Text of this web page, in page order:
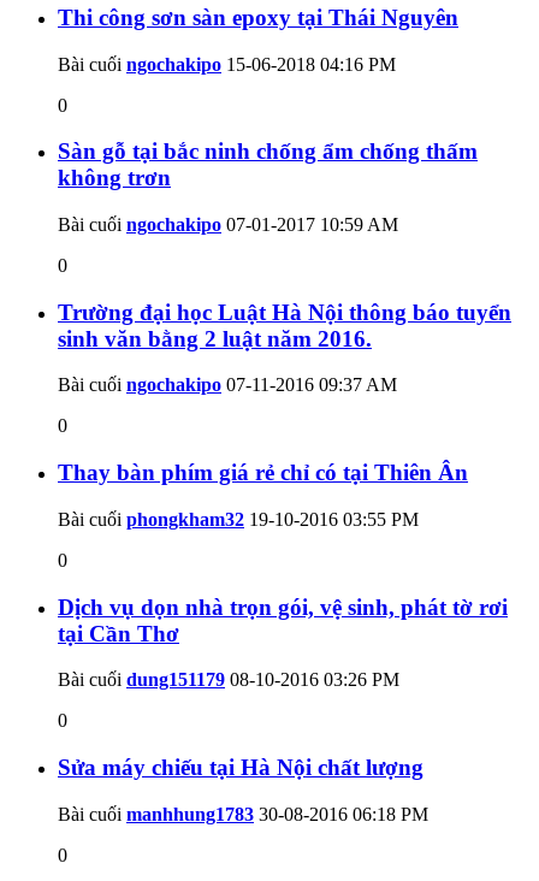
Thi công sơn sàn epoxy tại Thái Nguyên
Bài cuối ngochakipo 15-06-2018 04:16 PM
0
Sàn gỗ tại bắc ninh chống ẩm chống thấm
không trơn
Bài cuối ngochakipo 07-01-2017 10:59 AM
0
Trường đại học Luật Hà Nội thông báo tuyển
sinh văn bằng 2 luật năm 2016.
Bài cuối ngochakipo 07-11-2016 09:37 AM
0
Thay bàn phím giá rẻ chỉ có tại Thiên Ân
Bài cuối phongkham32 19-10-2016 03:55 PM
0
Dịch vụ dọn nhà trọn gói, vệ sinh, phát tờ rơi
tại Cần Thơ
Bài cuối dung151179 08-10-2016 03:26 PM
0
Sửa máy chiếu tại Hà Nội chất lượng
Bài cuối manhhung1783 30-08-2016 06:18 PM
0